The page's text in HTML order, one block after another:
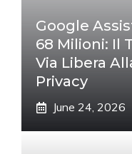
Google
68 Milioni: Il
Via Libera
Privacy
June 24, 2026